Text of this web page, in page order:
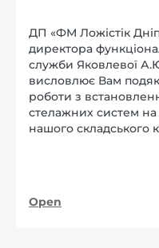
ДП «ФМ Ложістік
директора
служби Яковлевої
висловлює Вам
роботи з
стелажних систем на
нашого складського
Open